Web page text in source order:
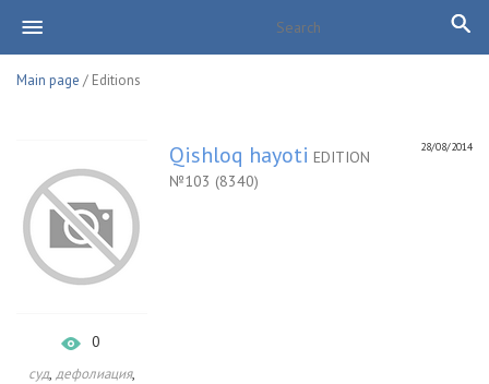
Main page / Editions
0
суд, дефолиация,
28/08/2014
Qishloq hayoti EDITION
№103 (8340)